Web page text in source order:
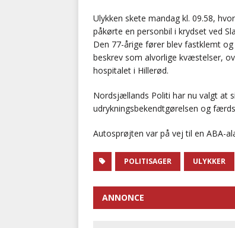
Ulykken skete mandag kl. 09.58,
påkørte en personbil i krydset ved
Den 77-årige fører blev fastklemt
beskrev som alvorlige kvæstelser,
hospitalet i Hillerød.
Nordsjællands Politi har nu valgt at
udrykningsbekendtgørelsen og
Autosprøjten var på vej til en ABA-
POLITISAGER ULYKKER
ANNONCE